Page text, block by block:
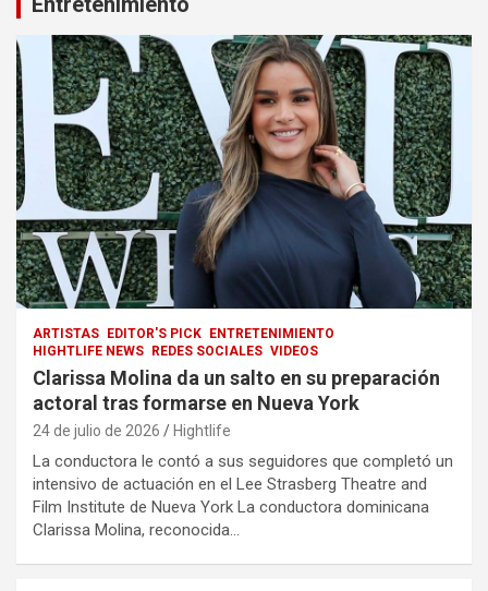
ARTISTAS EDITOR'S PICK ENTRETENIMIENTO
HIGHTLIFE NEWS REDES SOCIALES VIDEOS
Clarissa Molina da un salto en su preparación
actoral tras formarse en Nueva York
24 de julio de 2026 Hightlife
La conductora le contó a sus seguidores que completó un
intensivo de actuación en el Lee Strasberg Theatre and
Film Institute de Nueva York La conductora dominicana
Clarissa Molina, reconocida…